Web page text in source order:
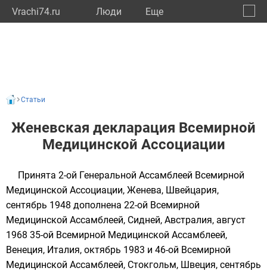
Vrachi74.ru Люди Eще
Статьи
Женевская декларация Всемирной
Медицинской Ассоциации
Принята 2-ой Генеральной Ассамблеей Всемирной
Медицинской Ассоциации, Женева, Швейцария,
сентябрь 1948 дополнена 22-ой Всемирной
Медицинской Ассамблеей, Сидней, Австралия, август
1968 35-ой Всемирной Медицинской Ассамблеей,
Венеция, Италия, октябрь 1983 и 46-ой Всемирной
Медицинской Ассамблеей, Стокгольм, Швеция, сентябрь